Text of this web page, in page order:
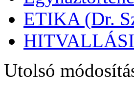
ETIKA (Dr.
HITVALLÁSI
Utolsó